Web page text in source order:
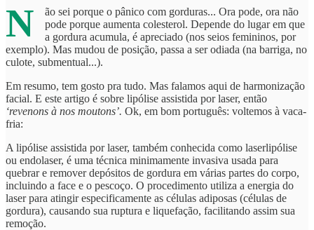
N
ão sei porque o pânico com gorduras... Ora pode, ora não
pode porque aumenta colesterol. Depende do lugar em que
a gordura acumula, é apreciado (nos seios femininos, por
exemplo). Mas mudou de posição, passa a ser odiada (na barriga, no
culote, submentual...).
Em resumo, tem gosto pra tudo. Mas falamos aqui de harmonização
facial. E este artigo é sobre lipólise assistida por laser, então
‘revenons à nos moutons’. Ok, em bom português: voltemos à vaca-
fria:
A lipólise assistida por laser, também conhecida como laserlipólise
ou endolaser, é uma técnica minimamente invasiva usada para
quebrar e remover depósitos de gordura em várias partes do corpo,
incluindo a face e o pescoço. O procedimento utiliza a energia do
laser para atingir especificamente as células adiposas (células de
gordura), causando sua ruptura e liquefação, facilitando assim sua
remoção.